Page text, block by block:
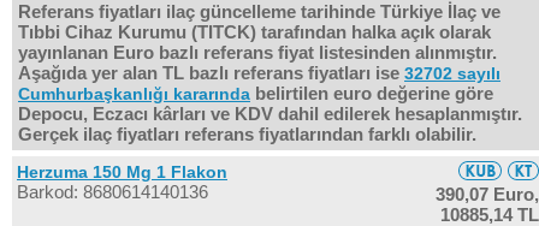
Referans fiyatları ilaç güncelleme tarihinde Türkiye İlaç ve
Tıbbi Cihaz Kurumu (TITCK) tarafından halka açık olarak
yayınlanan Euro bazlı referans fiyat listesinden alınmıştır.
Aşağıda yer alan TL bazlı referans fiyatları ise 32702 sayılı
Cumhurbaşkanlığı kararında belirtilen euro değerine göre
Depocu, Eczacı kârları ve KDV dahil edilerek hesaplanmıştır.
Gerçek ilaç fiyatları referans fiyatlarından farklı olabilir.
Herzuma 150 Mg 1 Flakon
Barkod: 8680614140136
390,07 Euro,
10885,14 TL